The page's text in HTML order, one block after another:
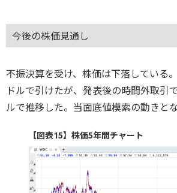
今後の株価見通し
不振決算を受け、株価は下落している
ドルで引けたが、発表後の時間外取引
ルで推移した。当面底値模索の動きとな
【図表15】株価5年間チャート